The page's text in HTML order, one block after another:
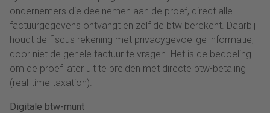
ondernemers die deelnemen aan de proef, direct alle
factuurgegevens ontvangt en zelf de btw berekent. Daarbij
houdt de fiscus rekening met privacygevoelige informatie,
door niet de gehele factuur te vragen. Het is de bedoeling
om de proef later uit te breiden met directe btw-betaling
(real-time taxation).
Digitale btw-munt